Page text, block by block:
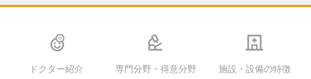
ドクター紹介 専門分野・得意分野 施設・設備の特徴